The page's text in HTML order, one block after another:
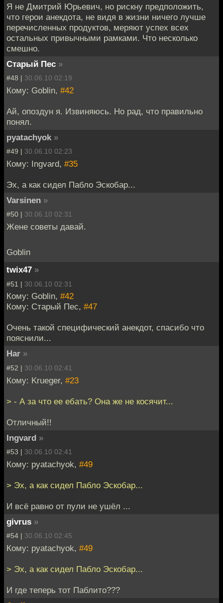
Я не Дмитрий Юрьевич, но рискну предположить,
что герои анекдота, не видя в жизни ничего лучше
перечисленных продуктов, меряют успех всех
остальных привычными рамками. Что несколько
смешно.
Старый Пес »
#48 | 30.06.10 02:19
Кому: Goblin, #42
Ай, опоздун я. Извиняюсь. Но рад, что правильно
понял.
pyatachyok »
#49 | 30.06.10 02:23
Кому: Ingvard, #35
Эх, а как сидел Пабло Эскобар...
Varsinen »
#50 | 30.06.10 02:31
Жене советы давай.
Goblin
twix47 »
#51 | 30.06.10 02:31
Кому: Goblin, #42
Кому: Старый Пес, #47
Очень такой специфический анекдот, спасибо что
пояснили...
Har »
#52 | 30.06.10 02:41
Кому: Krueger, #23
> - А за что ее ебать? Она же не косячит...
Отличный!!
Ingvard »
#53 | 30.06.10 02:41
Кому: pyatachyok, #49
> Эх, а как сидел Пабло Эскобар...
И всё равно от пули не ушёл ...
givrus »
#54 | 30.06.10 02:45
Кому: pyatachyok, #49
> Эх, а как сидел Пабло Эскобар...
И где теперь тот Паблито???